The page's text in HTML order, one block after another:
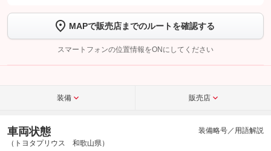
トーク画面で
ボタンをタップして問い合わせを
完了してください。
こちら
MAPで販売店までのルートを確認する
スマートフォンの位置情報をONにしてください
装備 販売店
車両状態
（トヨタプリウス 和歌山県）
装備略号／用語解説